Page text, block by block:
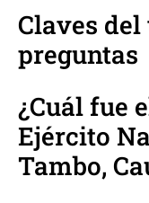
Claves
preguntas
¿Cuál fue
Ejército
Tambo,